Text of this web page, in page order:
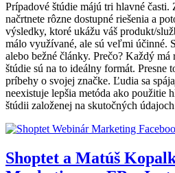
Prípadové štúdie májú tri hlavné časti.
načrtnete rôzne dostupné riešenia a
výsledky, ktoré ukážu váš produkt/
málo využívané, ale sú veľmi účinné.
alebo bežné články. Prečo? Každý
štúdie sú na to ideálny formát. Presne
príbehy o svojej značke. Ľudia sa
neexistuje lepšia metóda ako použitie
štúdii založenej na skutočných
Shoptet a Matúš